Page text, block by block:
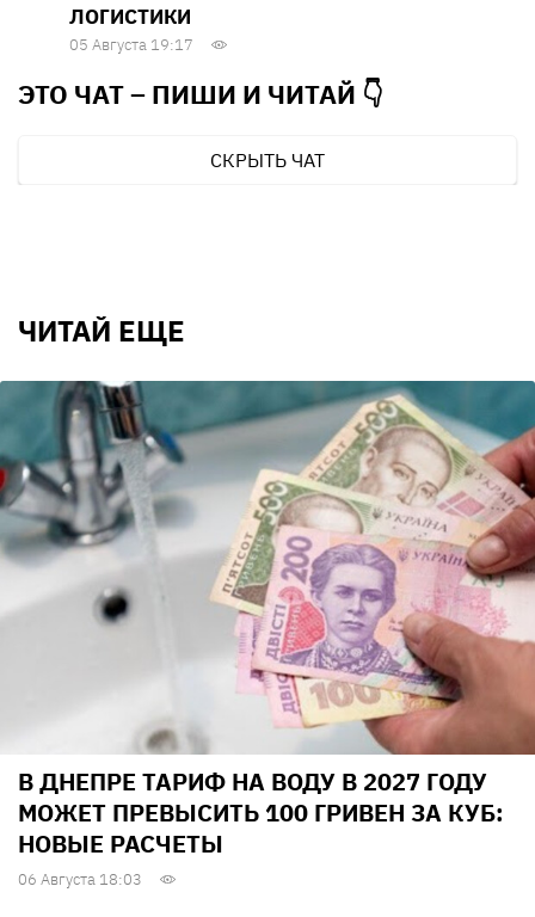
ЛОГИСТИКИ
05 Августа 19:17
ЭТО ЧАТ – ПИШИ И ЧИТАЙ 👇
СКРЫТЬ ЧАТ
ЧИТАЙ ЕЩЕ
В ДНЕПРЕ ТАРИФ НА ВОДУ В 2027 ГОДУ
МОЖЕТ ПРЕВЫСИТЬ 100 ГРИВЕН ЗА КУБ:
НОВЫЕ РАСЧЕТЫ
06 Августа 18:03